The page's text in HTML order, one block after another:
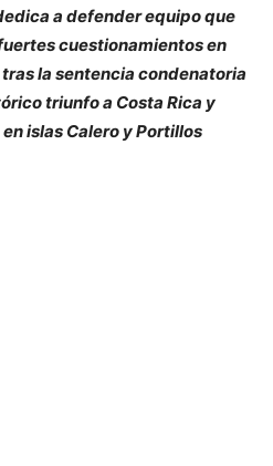
a defender equipo que
cuestionamientos en
la sentencia condenatoria
triunfo a Costa Rica y
islas Calero y Portillos